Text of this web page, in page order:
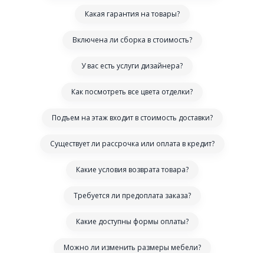
Какая гарантия на товары?
Включена ли сборка в стоимость?
У вас есть услуги дизайнера?
Как посмотреть все цвета отделки?
Подъем на этаж входит в стоимость доставки?
Существует ли рассрочка или оплата в кредит?
Какие условия возврата товара?
Требуется ли предоплата заказа?
Какие доступны формы оплаты?
Можно ли изменить размеры мебели?